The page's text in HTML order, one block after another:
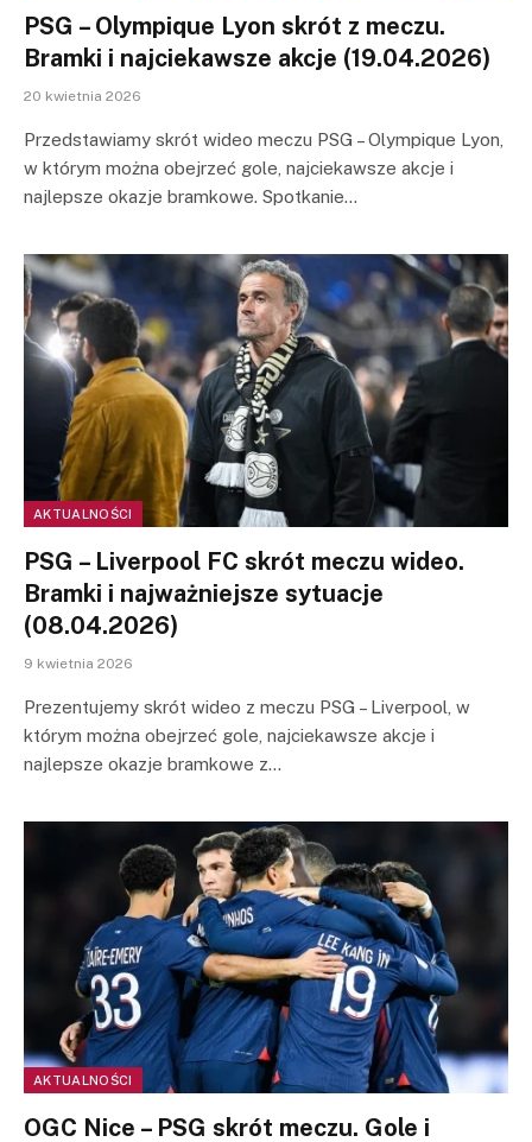
PSG – Olympique Lyon skrót z meczu.
Bramki i najciekawsze akcje (19.04.2026)
20 kwietnia 2026
Przedstawiamy skrót wideo meczu PSG – Olympique Lyon,
w którym można obejrzeć gole, najciekawsze akcje i
najlepsze okazje bramkowe. Spotkanie…
AKTUALNOŚCI
PSG – Liverpool FC skrót meczu wideo.
Bramki i najważniejsze sytuacje
(08.04.2026)
9 kwietnia 2026
Prezentujemy skrót wideo z meczu PSG – Liverpool, w
którym można obejrzeć gole, najciekawsze akcje i
najlepsze okazje bramkowe z…
AKTUALNOŚCI
OGC Nice – PSG skrót meczu. Gole i